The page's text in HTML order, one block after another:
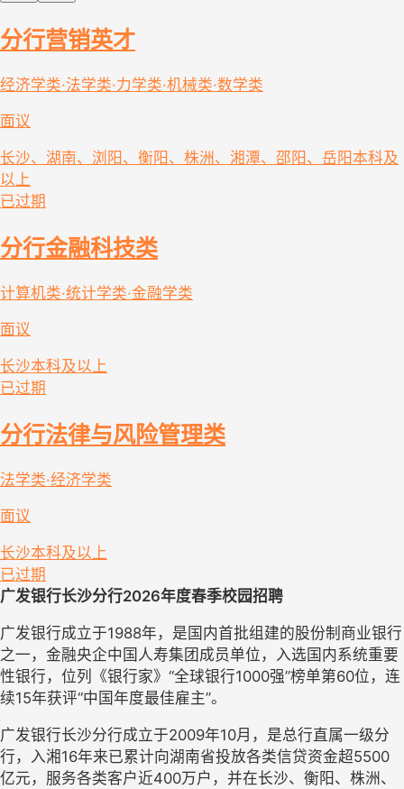
分行营销英才
经济学类·法学类·力学类·机械类·数学类
面议
长沙、湖南、浏阳、衡阳、株洲、湘潭、邵阳、岳阳本科及
以上
已过期
分行金融科技类
计算机类·统计学类·金融学类
面议
长沙本科及以上
已过期
分行法律与风险管理类
法学类·经济学类
面议
长沙本科及以上
已过期
广发银行长沙分行2026年度春季校园招聘
广发银行成立于1988年， 是国内首批组建的股份制商业银行
之一 ， 金融央企中国人寿集团成员单位， 入选国内系统重要
性银行，位列《银行家》 “全球银行1000强”榜单第60位 ， 连
续15年获评“中国年度最佳雇主”。
广发银行长沙分行成立于2009年10月，是总行直属一级分
行，入湘16年来已累计向湖南省投放各类信贷资金超5500
亿元， 服务各类客户近400万户， 并在长沙、衡阳、株洲、